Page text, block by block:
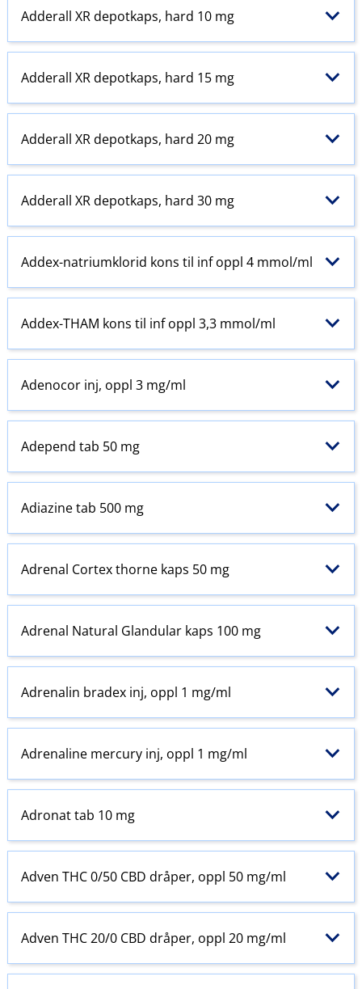
Adderall XR depotkaps, hard 10 mg
Adderall XR depotkaps, hard 15 mg
Adderall XR depotkaps, hard 20 mg
Adderall XR depotkaps, hard 30 mg
Addex-natriumklorid kons til inf oppl 4 mmol/ml
Addex-THAM kons til inf oppl 3,3 mmol/ml
Adenocor inj, oppl 3 mg/ml
Adepend tab 50 mg
Adiazine tab 500 mg
Adrenal Cortex thorne kaps 50 mg
Adrenal Natural Glandular kaps 100 mg
Adrenalin bradex inj, oppl 1 mg/ml
Adrenaline mercury inj, oppl 1 mg/ml
Adronat tab 10 mg
Adven THC 0/50 CBD dråper, oppl 50 mg/ml
Adven THC 20/0 CBD dråper, oppl 20 mg/ml